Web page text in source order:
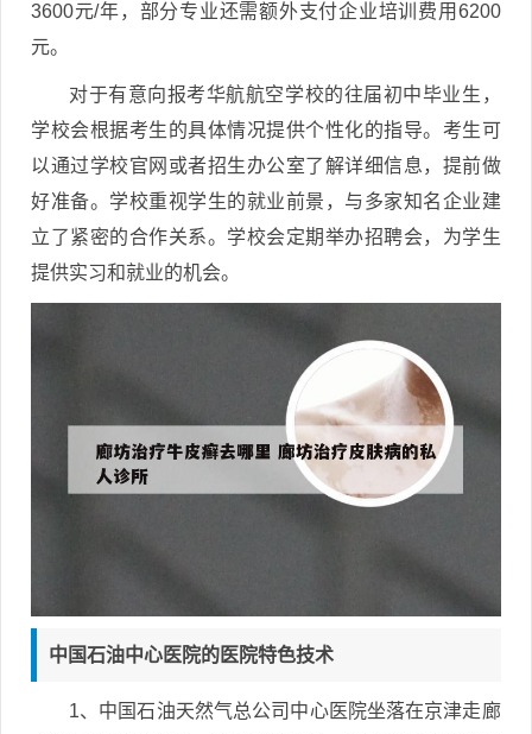
3600元/年，部分专业还需额外支付企业培训费用6200
元。
对于有意向报考华航航空学校的往届初中毕业生，
学校会根据考生的具体情况提供个性化的指导。考生可
以通过学校官网或者招生办公室了解详细信息，提前做
好准备。学校重视学生的就业前景，与多家知名企业建
立了紧密的合作关系。学校会定期举办招聘会，为学生
提供实习和就业的机会。
中国石油中心医院的医院特色技术
1、中国石油天然气总公司中心医院坐落在京津走廊